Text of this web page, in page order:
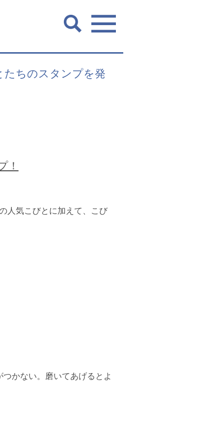
たちのスタンプを発
！
人気こびとに加えて、こび
かない。磨いてあげるとよ